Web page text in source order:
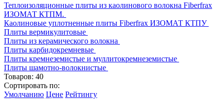
Теплоизоляционные плиты из каолинового волокна Fiberfrax
ИЗОМАТ КТПМ.
Каолиновые уплотненные плиты Fiberfrax ИЗОМАТ КТПУ
Плиты вермикулитовые
Плиты из керамического волокна
Плиты карбидокремневые
Плиты кремнеземистые и муллитокремнеземистые
Плиты шамотно-волокнистые
Товаров: 40
Сортировать по:
Умолчанию Цене Рейтингу